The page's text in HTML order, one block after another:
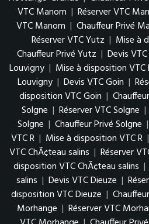
VTC Manom | Réserver VTC
VTC Manom | Chauffeur Privé
Réserver VTC Yutz | Mise à
Chauffeur Privé Yutz | Devis
Louvigny | Mise à disposition VTC
Louvigny | Devis VTC Goin |
disposition VTC Goin |
Solgne | Réserver VTC Solgne |
Solgne | Chauffeur Privé Solgne |
VTC R | Mise à disposition VTC R |
VTC ChÃ¢teau salins | Réserver
disposition VTC ChÃ¢teau salins |
salins | Devis VTC Dieuze |
disposition VTC Dieuze |
Morhange | Réserver VTC